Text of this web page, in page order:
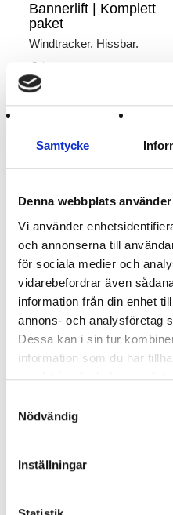
Samtycke
Denna webbplats
Vi använder
och annonserna till
för sociala medier och
vidarebefordrar även
information från din enhet
annons- och analysföretag
Dessa kan i sin tur
information som du har
samlat in när du har använt
Nödvändig
Inställningar
Bannerlift | Komplett
paket
Windtracker. Hissbar.
-5st
Art nr. 4140
1 359 :-
Bannerrör 150 cm m.
Ø 22 mm